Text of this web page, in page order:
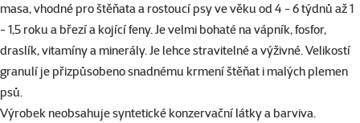
masa, vhodné pro štěňata a rostoucí psy ve věku od 4 - 6 týdnů až 1
- 1,5 roku a březí a kojící feny. Je velmi bohaté na vápník, fosfor,
draslík, vitamíny a minerály. Je lehce stravitelné a výživné. Velikostí
granulí je přizpůsobeno snadnému krmení štěňat i malých plemen
psů.
Výrobek neobsahuje syntetické konzervační látky a barviva.